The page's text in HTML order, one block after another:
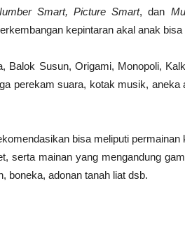
Smart, Picture Smart, dan
kepintaran akal anak bisa
Balok Susun, Origami, Monopoli,
perekam suara, kotak musik,
bisa meliputi
serta mainan yang mengandung
boneka, adonan tanah liat dsb.